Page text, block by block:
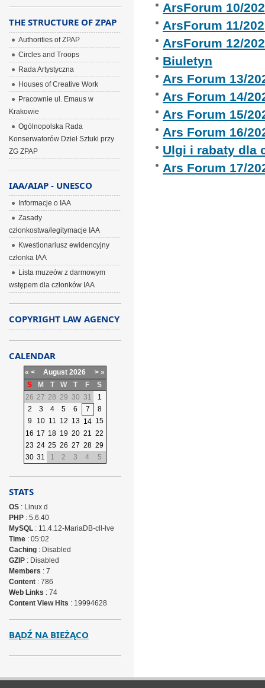
ArsForum 10/
ArsForum 11/
ArsForum 12/
Biuletyn
Ars Forum 13/
Ars Forum 14/
Ars Forum 15/
Ars Forum 16/
Ulgi i rabaty dla
Ars Forum 17/
THE STRUCTURE OF ZPAP
Authorities of ZPAP
Circles and Troops
Rada Artystyczna
Houses of Creative Work
Pracownie ul. Emaus w
Krakowie
Ogólnopolska Rada
Konserwatorów Dzieł Sztuki przy
ZG ZPAP
IAA/AIAP - UNESCO
Informacje o IAA
Zasady
członkostwa/legitymacje IAA
Kwestionariusz ewidencyjny
członka IAA
Lista muzeów z darmowym
wstępem dla członków IAA
COPYRIGHT LAW AGENCY
CALENDAR
« < August 2026 > »
S
M T W T F
S
26 27 28 29 30 31
1
2
3 4 5 6 7
8
9
10 11 12 13 14 15
16 17 18 19 20 21 22
23 24 25 26 27 28 29
30 31 1 2 3 4 5
STATS
OS: Linux d
PHP: 5.6.40
MySQL: 11.4.12-MariaDB-cll-lve
Time: 05:02
Caching: Disabled
GZIP: Disabled
Members : 7
Content: 786
Web Links : 74
Content View Hits : 19994628
BĄDŹ NA BIEŻĄCO